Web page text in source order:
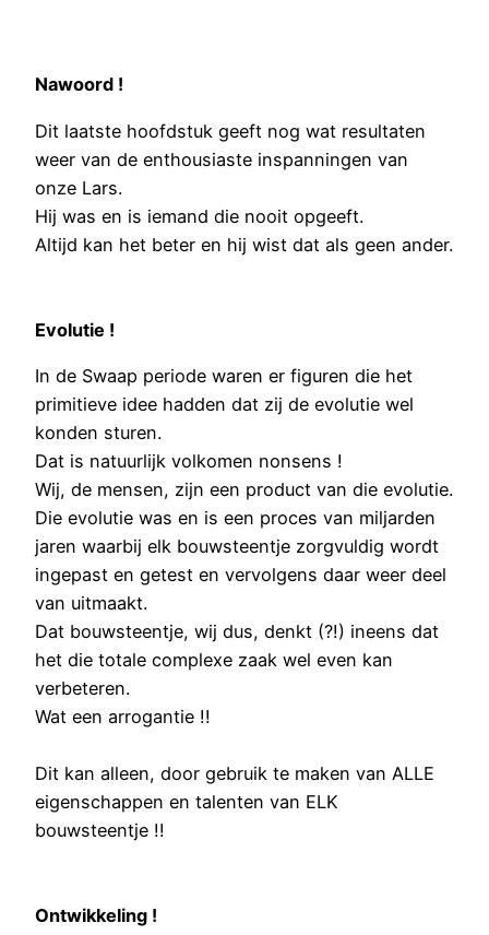
Nawoord !
Dit laatste hoofdstuk geeft nog wat resultaten
weer van de enthousiaste inspanningen van
onze Lars.
Hij was en is iemand die nooit opgeeft.
Altijd kan het beter en hij wist dat als geen ander.
Evolutie !
In de Swaap periode waren er figuren die het
primitieve idee hadden dat zij de evolutie wel
konden sturen.
Dat is natuurlijk volkomen nonsens !
Wij, de mensen, zijn een product van die evolutie.
Die evolutie was en is een proces van miljarden
jaren waarbij elk bouwsteentje zorgvuldig wordt
ingepast en getest en vervolgens daar weer deel
van uitmaakt.
Dat bouwsteentje, wij dus, denkt (?!) ineens dat
het die totale complexe zaak wel even kan
verbeteren.
Wat een arrogantie !!
Dit kan alleen, door gebruik te maken van ALLE
eigenschappen en talenten van ELK
bouwsteentje !!
Ontwikkeling !